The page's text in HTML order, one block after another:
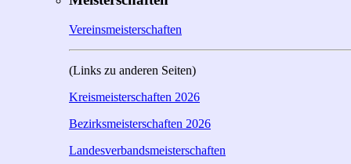
Vereinsmeisterschaften
(Links zu anderen Seiten)
Kreismeisterschaften 2026
Bezirksmeisterschaften 2026
Landesverbandsmeisterschaften